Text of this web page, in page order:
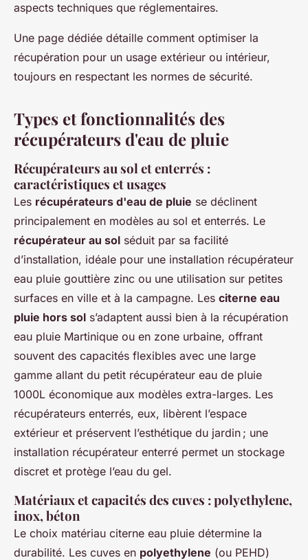
aspects techniques que réglementaires.
Une page dédiée détaille comment optimiser la
récupération pour un usage extérieur ou intérieur,
toujours en respectant les normes de sécurité.
Types et fonctionnalités des
récupérateurs d'eau de pluie
Récupérateurs au sol et enterrés :
caractéristiques et usages
Les récupérateurs d'eau de pluie se déclinent
principalement en modèles au sol et enterrés. Le
récupérateur au sol séduit par sa facilité
d’installation, idéale pour une installation récupérateur
eau pluie gouttière zinc ou une utilisation sur petites
surfaces en ville et à la campagne. Les citerne eau
pluie hors sol s’adaptent aussi bien à la récupération
eau pluie Martinique ou en zone urbaine, offrant
souvent des capacités flexibles avec une large
gamme allant du petit récupérateur eau de pluie
1000L économique aux modèles extra-larges. Les
récupérateurs enterrés, eux, libèrent l’espace
extérieur et préservent l’esthétique du jardin ; une
installation récupérateur enterré permet un stockage
discret et protège l’eau du gel.
Matériaux et capacités des cuves : polyethylene,
inox, béton
Le choix matériau citerne eau pluie détermine la
durabilité. Les cuves en polyethylene (ou PEHD)